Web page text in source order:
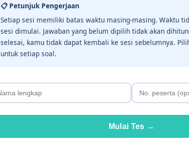
📋 Petunjuk Pengerjaan
Setiap sesi memiliki batas waktu masing-masing. Waktu
sesi dimulai. Jawaban yang belum dipilih tidak akan
selesai, kamu tidak dapat kembali ke sesi sebelumnya.
untuk setiap soal.
Mulai Tes →